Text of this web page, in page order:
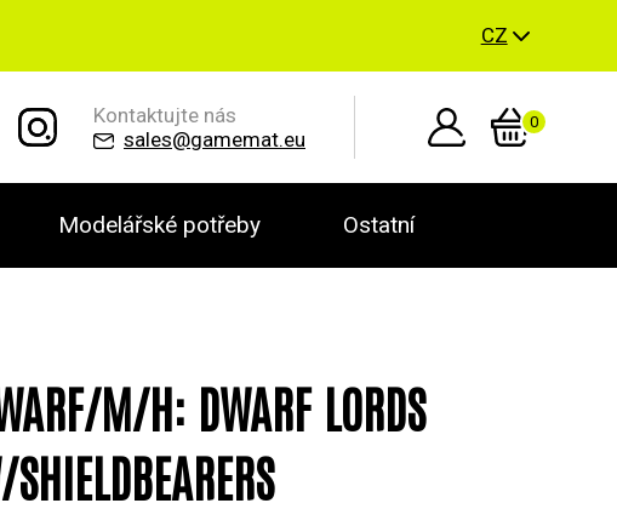
CZ
Kontaktujte nás
sales@gamemat.eu
0
Modelářské potřeby Ostatní
M/H: DWARF LORDS